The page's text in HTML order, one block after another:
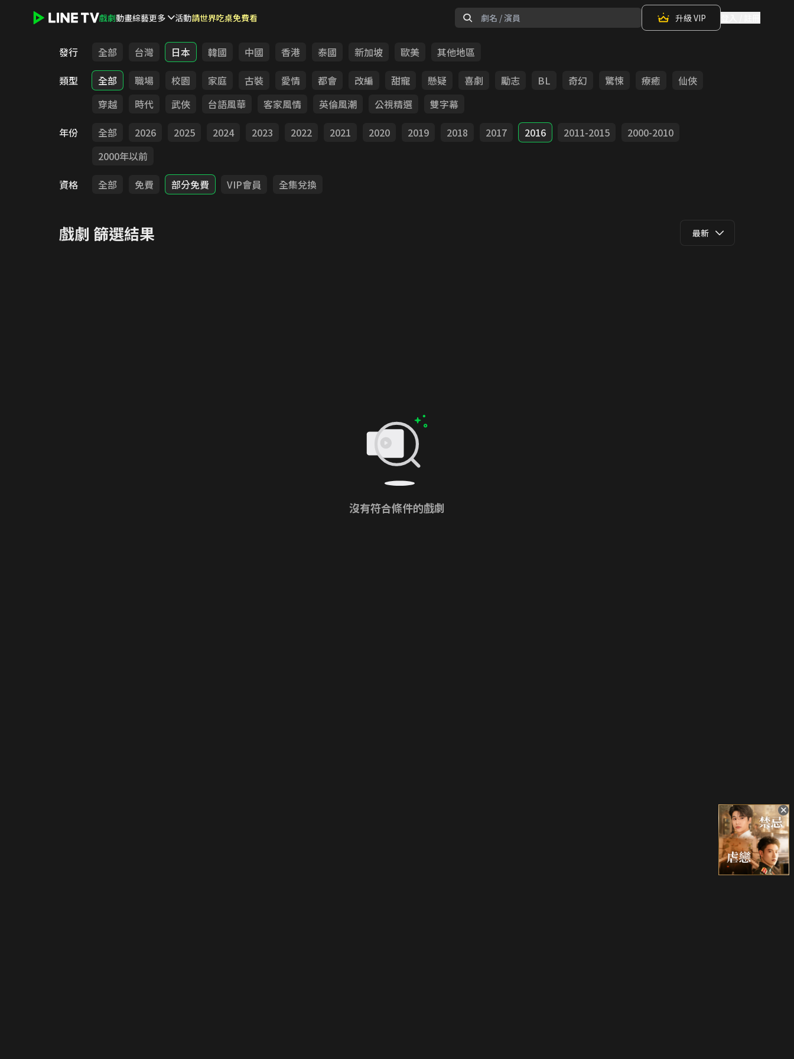
戲劇動畫綜藝更多 活動請世界吃桌免費看 升級 VIP
發行 全部 台灣 日本 韓國 中國 香港 泰國 新加坡 歐美
其他地區
類型
全部 職場 校園 家庭 古裝 愛情 都會 改編 甜寵 懸疑 喜劇 勵志 BL 奇幻 驚悚 療癒
仙俠
穿越
時代 武俠 台語風華 客家風情 英倫風潮 公視精選
雙字幕
年份
全部 2026 2025 2024 2023 2022 2021 2020 2019 2018 2017 2016 2011-2015
2000-2010
2000年以前
資格
全部 免費 部分免費 VIP會員 全集兌換
戲劇 篩選結果 最新
沒有符合條件的戲劇